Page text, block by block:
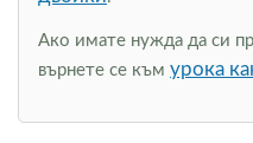
Ако имате нужда да си
върнете се към урока